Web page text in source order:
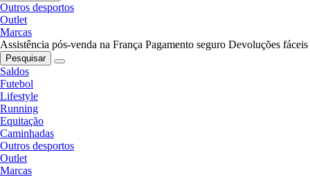
Outros desportos
Outlet
Marcas
Assistência pós-venda na França Pagamento seguro Devoluções fáceis
Pesquisar
Saldos
Futebol
Lifestyle
Running
Equitação
Caminhadas
Outros desportos
Outlet
Marcas